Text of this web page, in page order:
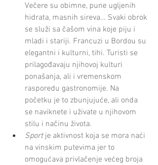
Večere su obimne, pune ugljenih
hidrata, masnih sireva… Svaki obrok
se služi sa čašom vina koje piju i
mladi i stariji. Francuzi u Bordou su
elegantni i kulturni, tihi. Turisti se
prilagođavaju njihovoj kulturi
ponašanja, ali i vremenskom
rasporedu gastronomije. Na
početku je to zbunjujuće, ali onda
se naviknete i uživate u njihovom
stilu i načinu života.
Sport je aktivnost koja se mora naći
na vinskim putevima jer to
omogućava privlačenje većeg broja